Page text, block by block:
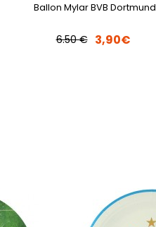
Ballon Mylar BVB Dortmund
6.50 € 3,90€